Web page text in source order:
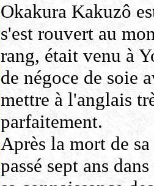
Okakura Kakuzô
s'est rouvert au
rang, était venu à
de négoce de soie
mettre à l'anglais
parfaitement.
Après la mort de
passé sept ans